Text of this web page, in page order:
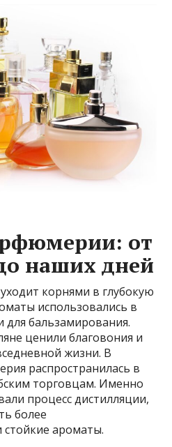
от
наших дней
корнями в глубокую
использовались в
для бальзамирования.
ценили благовония и
жизни. В
распространилась в
торговцам. Именно
процесс дистилляции,
более
ароматы.